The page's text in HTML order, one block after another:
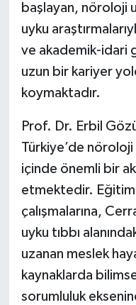
başlayan, nöroloji
uyku
ve akademik-idari
uzun bir kariyer
koymaktadır.
Prof. Dr. Erbil
Türkiye’de nöroloji
içinde önemli bir
etmektedir.
çalışmalarına,
uyku tıbbı
uzanan meslek
kaynaklarda
sorumluluk